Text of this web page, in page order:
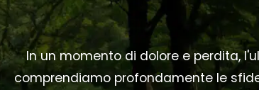
In un momento di dolore e perdita,
comprendiamo profondamente le